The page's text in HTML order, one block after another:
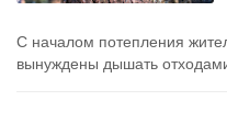
С началом потепления
вынуждены дышать